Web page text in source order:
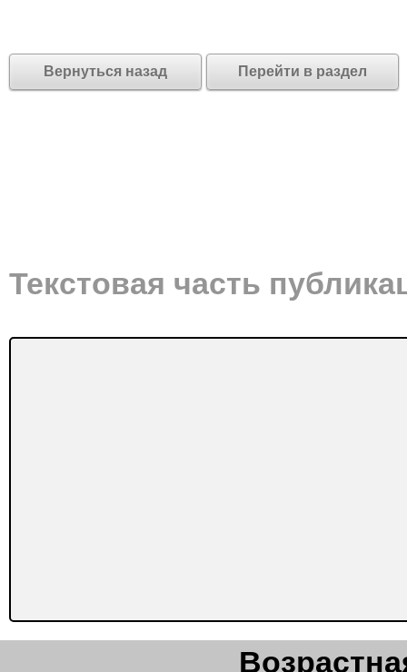
Вернуться назад Перейти в раздел
Текстовая часть